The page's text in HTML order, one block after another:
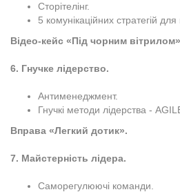
Сторітелінг.
5 комунікаційних стратегій
Відео-кейс «Під чорним
6. Гнучке лідерство.
Антименеджмент.
Гнучкі методи лідерства -
Вправа «Легкий дотик».
7. Майстерність лідера.
Саморегулюючі команди.